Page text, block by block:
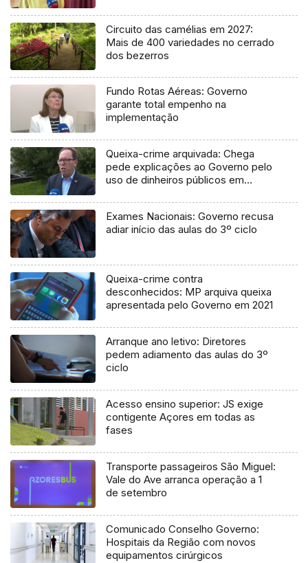
Circuito das camélias em 2027:
Mais de 400 variedades no cerrado
dos bezerros
Fundo Rotas Aéreas: Governo
garante total empenho na
implementação
Queixa-crime arquivada: Chega
pede explicações ao Governo pelo
uso de dinheiros públicos em
Exames Nacionais: Governo recusa
adiar início das aulas do 3º ciclo
Queixa-crime contra
desconhecidos: MP arquiva queixa
apresentada pelo Governo em 2021
Arranque ano letivo: Diretores
pedem adiamento das aulas do 3º
ciclo
Acesso ensino superior: JS exige
contigente Açores em todas as
fases
Transporte passageiros São Miguel:
Vale do Ave arranca operação a 1
de setembro
Comunicado Conselho Governo:
Hospitais da Região com novos
equipamentos cirúrgicos